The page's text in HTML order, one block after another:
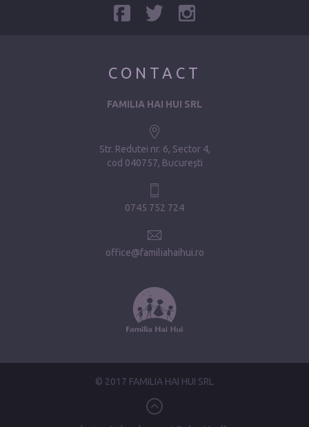
CONTACT
FAMILIA HAI HUI SRL
Str. Redutei nr. 6, Sector 4
cod 040757, București
0745 752 724
office@familiahaihui.ro
© 2017 FAMILIA HAI HUI SRL